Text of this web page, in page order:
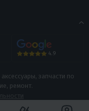
4.9
запчасти по
ремонт.